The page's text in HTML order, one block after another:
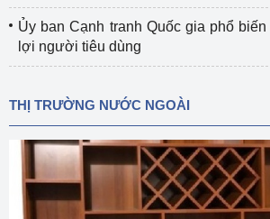
Ủy ban Cạnh tranh Quốc gia phổ
lợi người tiêu dùng
THỊ TRƯỜNG NƯỚC NGOÀI